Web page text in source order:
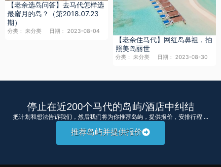
【老余选岛问答】去马代怎样选
最蜜月的岛？（第2018.07.23
期）
分类： 未分类 日期： 2023-08-04
【老余住马代】网红岛鼻祖，拍
照美岛丽世
分类： 未分类 日期： 2023-08-30
停止在近200个马代的岛屿/酒店中纠结
把计划和想法告诉我们，然后我们将为你推荐岛屿，提供报价，安排行程 ...
推荐岛屿并提供报价